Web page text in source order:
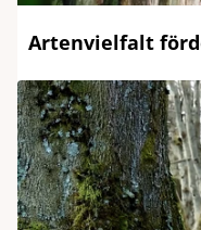
Artenvielfalt